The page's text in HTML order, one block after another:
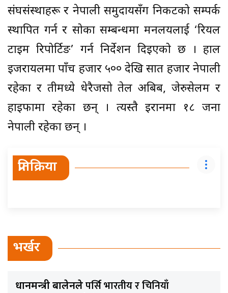
संघसंस्थाहरू र नेपाली समुदायसँग निकटको सम्पर्क
स्थापित गर्न र सोका सम्बन्धमा मन्त्रालयलाई ‘रियल
टाइम रिपोर्टिङ’ गर्न निर्देशन दिइएको छ । हाल
इजरायलमा पाँच हजार ५०० देखि सात हजार नेपाली
रहेका र तीमध्ये धेरैजसो तेल अबिब, जेरुसेलम र
हाइफामा रहेका छन् । त्यस्तै इरानमा १८ जना
नेपाली रहेका छन् ।
प्रतिक्रिया
भर्खर
प्रधानमन्त्री बालेनलेपर्सि भारतीय र चिनियाँ